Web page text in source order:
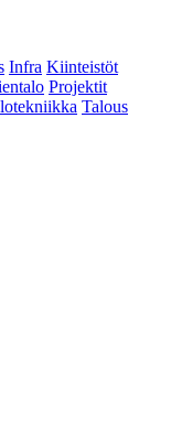
Infra Kiinteistöt
Projektit
Talous